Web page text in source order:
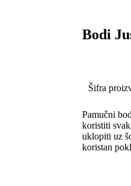
Bodi
Šifra
Pamučni
koristiti
uklopiti uz
koristan